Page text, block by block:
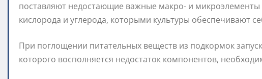
поставляют недостающие важные макро- и
кислорода и углерода, которыми культуры обеспечивают
При поглощении питательных веществ из подкормок
которого восполняется недостаток компонентов,